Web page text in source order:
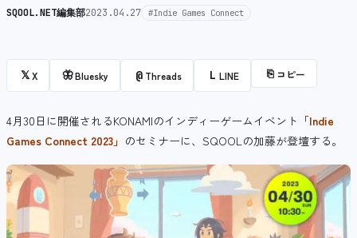
SQOOL.NET編集部2023.04.27 #Indie Games Connect
𝕏X 🦋Bluesky @ Threads L LINE ⎘ コピー
4月30日に開催されるKONAMIのインディーゲームイベント 「Indie
Games Connect 2023」 のセミナーに、SQOOLの加藤が登壇する。